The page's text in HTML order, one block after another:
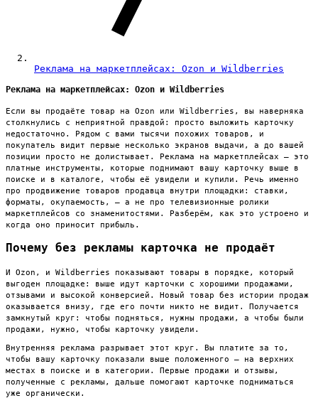
Реклама на маркетплейсах: Ozon и Wildberries
Реклама на маркетплейсах: Ozon и Wildberries
Если вы продаёте товар на Ozon или Wildberries, вы наверняка
столкнулись с неприятной правдой: просто выложить карточку
недостаточно. Рядом с вами тысячи похожих товаров, и
покупатель видит первые несколько экранов выдачи, а до вашей
позиции просто не долистывает. Реклама на маркетплейсах — это
платные инструменты, которые поднимают вашу карточку выше в
поиске и в каталоге, чтобы её увидели и купили. Речь именно
про продвижение товаров продавца внутри площадки: ставки,
форматы, окупаемость, — а не про телевизионные ролики
маркетплейсов со знаменитостями. Разберём, как это устроено и
когда оно приносит прибыль.
Почему без рекламы карточка не продаёт
И Ozon, и Wildberries показывают товары в порядке, который
выгоден площадке: выше идут карточки с хорошими продажами,
отзывами и высокой конверсией. Новый товар без истории продаж
оказывается внизу, где его почти никто не видит. Получается
замкнутый круг: чтобы подняться, нужны продажи, а чтобы были
продажи, нужно, чтобы карточку увидели.
Внутренняя реклама разрывает этот круг. Вы платите за то,
чтобы вашу карточку показали выше положенного — на верхних
местах в поиске и в категории. Первые продажи и отзывы,
полученные с рекламы, дальше помогают карточке подниматься
уже органически.